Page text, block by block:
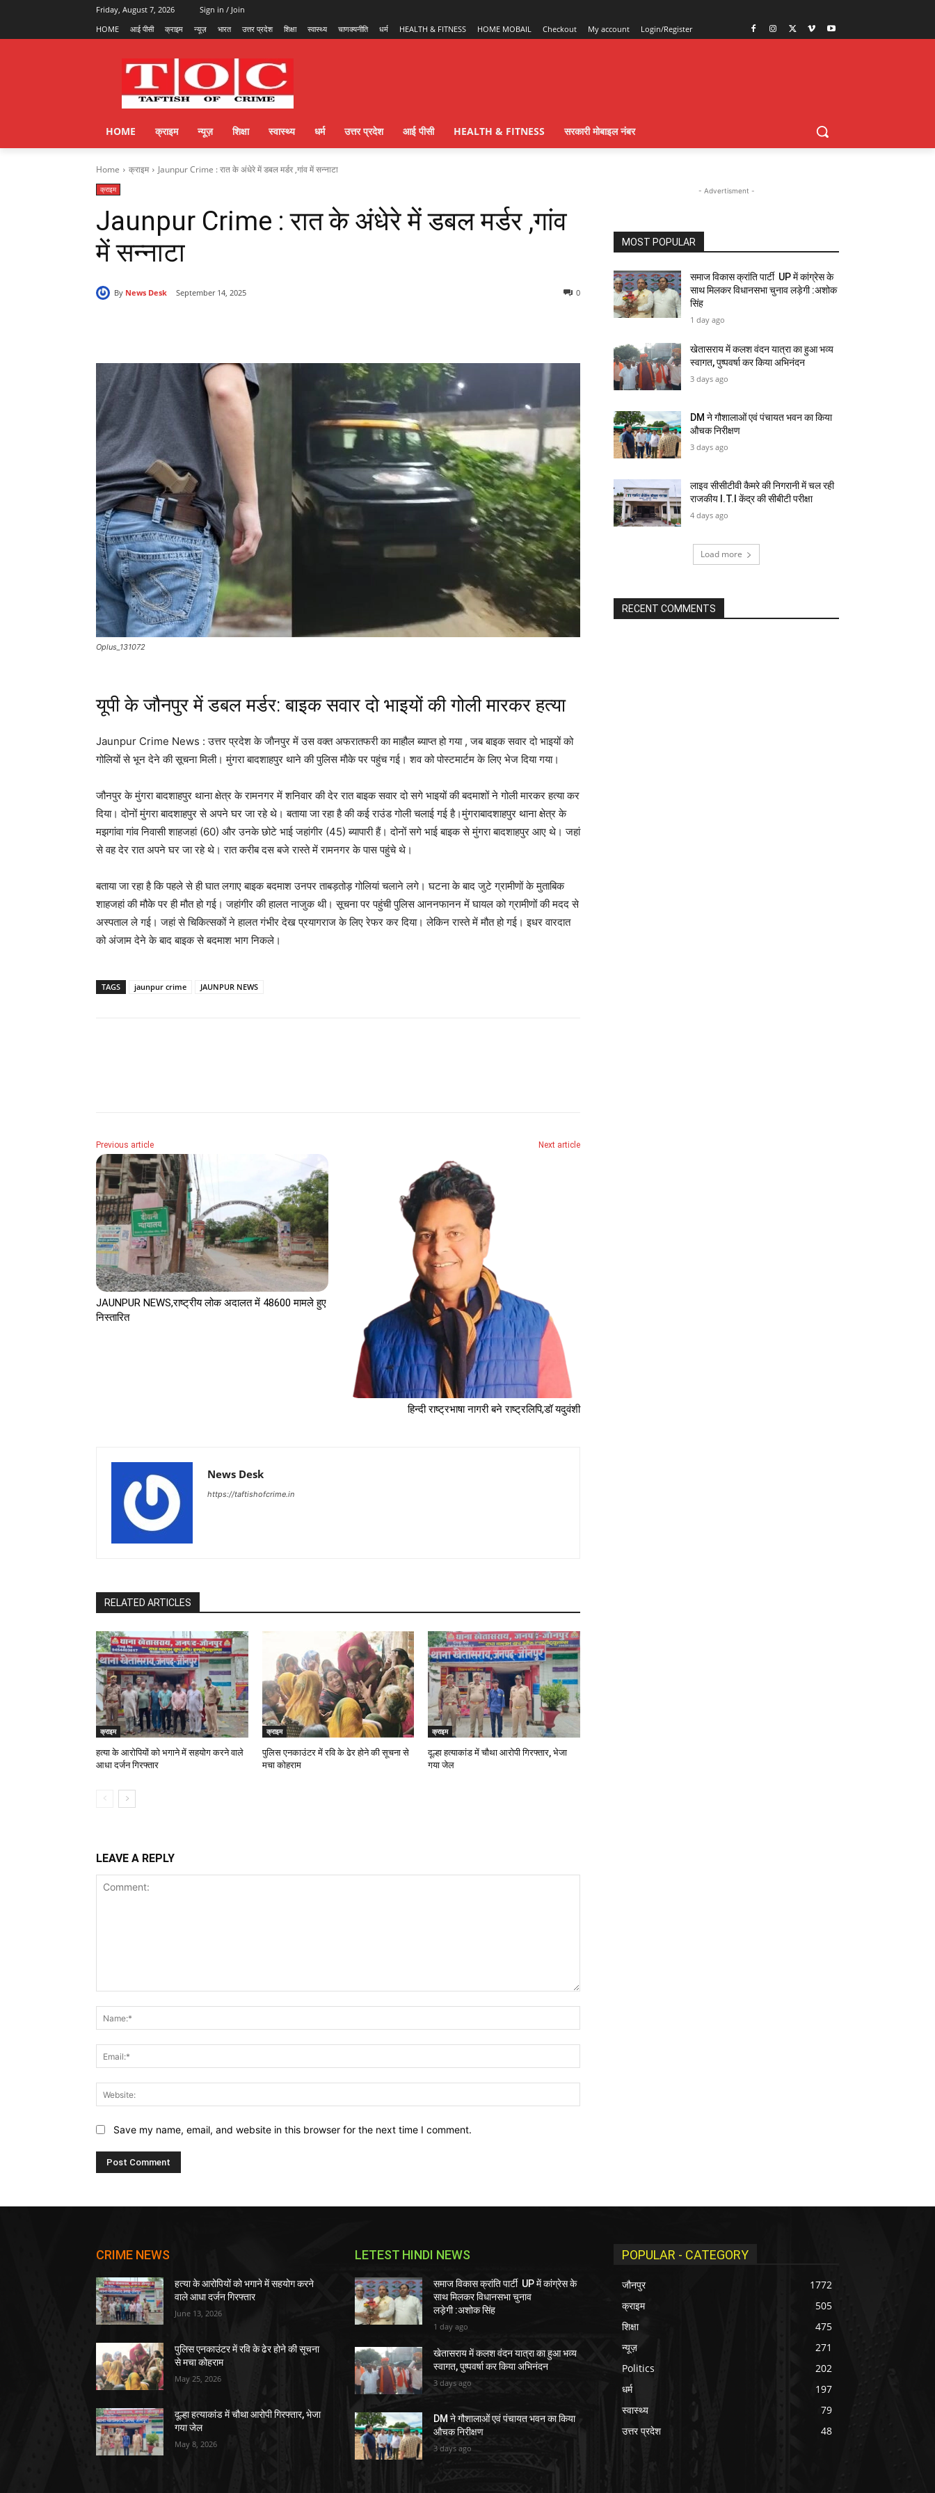
Friday, August 7, 2026
Sign in / Join
HOME
आई पीसी क्राइम न्यूज़ भारत उत्तर प्रदेश शिक्षा स्वास्थ्य चाणक्यनीति धर्म HEALTH & FITNESS HOME MOBAIL Checkout My account Login/Register
HOME क्राइम न्यूज़ शिक्षा स्वास्थ्य धर्म उत्तर प्रदेश आई पीसी HEALTH & FITNESS सरकारी मोबाइल नंबर
Home क्राइम Jaunpur Crime : रात के अंधेरे में डबल मर्डर ,गांव में सन्नाटा
क्राइम
Jaunpur Crime : रात के अंधेरे में डबल मर्डर ,गांव
में सन्नाटा
By News Desk September 14, 2025 0
Oplus_131072
यूपी के जौनपुर में डबल मर्डर: बाइक सवार दो भाइयों की गोली मारकर हत्या
Jaunpur Crime News : उत्तर प्रदेश के जाैनपुर में उस वक्त अफरातफरी का माहौल ब्याप्त हो गया , जब बाइक सवार दो भाइयों को
गोलियों से भून देने की सूचना मिली। मुंगरा बादशाहपुर थाने की पुलिस माैके पर पहुंच गई। शव को पोस्टमार्टम के लिए भेज दिया गया।
जौनपुर के मुंगरा बादशाहपुर थाना क्षेत्र के रामनगर में शनिवार की देर रात बाइक सवार दो सगे भाइयों की बदमाशों ने गोली मारकर हत्या कर
दिया। दोनों मुंगरा बादशाहपुर से अपने घर जा रहे थे। बताया जा रहा है की कई राउंड गोली चलाई गई है।मुंगराबादशाहपुर थाना क्षेत्र के
मझगांवा गांव निवासी शाहजहां (60) और उनके छोटे भाई जहांगीर (45) ब्यापारी हैं। दोनों सगे भाई बाइक से मुंगरा बादशाहपुर आए थे। जहां
से वह देर रात अपने घर जा रहे थे। रात करीब दस बजे रास्ते में रामनगर के पास पहुंचे थे।
बताया जा रहा है कि पहले से ही घात लगाए बाइक बदमाश उनपर ताबड़तोड़ गोलियां चलाने लगे। घटना के बाद जुटे ग्रामीणों के मुताबिक
शाहजहां की मौके पर ही मौत हो गई। जहांगीर की हालत नाजुक थी। सूचना पर पहुंची पुलिस आननफानन में घायल को ग्रामीणों की मदद से
अस्पताल ले गई। जहां से चिकित्सकों ने हालत गंभीर देख प्रयागराज के लिए रेफर कर दिया। लेकिन रास्ते में मौत हो गई। इधर वारदात
को अंजाम देने के बाद बाइक से बदमाश भाग निकले।
TAGS jaunpur crime JAUNPUR NEWS
Previous article
JAUNPUR NEWS,राष्ट्रीय लोक अदालत में 48600 मामले हुए
निस्तारित
Next article
हिन्दी राष्ट्रभाषा नागरी बने राष्ट्रलिपि,डॉ यदुवंशी
News Desk
https://taftishofcrime.in
RELATED ARTICLES
क्राइम
हत्या के आरोपियों को भगाने में सहयोग करने वाले
आधा दर्जन गिरफ्तार
क्राइम
पुलिस एनकाउंटर में रवि के ढेर होने की सूचना से
मचा कोहराम
क्राइम
दूल्हा हत्याकांड में चौथा आरोपी गिरफ्तार, भेजा
गया जेल
LEAVE A REPLY
Save my name, email, and website in this browser for the next time I comment.
- Advertisment -
MOST POPULAR
समाज विकास क्रांति पार्टी UP में कांग्रेस के
साथ मिलकर विधानसभा चुनाव लड़ेगी :अशोक
सिंह
1 day ago
खेतासराय में कलश वंदन यात्रा का हुआ भव्य
स्वागत, पुष्पवर्षा कर किया अभिनंदन
3 days ago
DM ने गौशालाओं एवं पंचायत भवन का किया
औचक निरीक्षण
3 days ago
लाइव सीसीटीवी कैमरे की निगरानी में चल रही
राजकीय I.T.I केंद्र की सीबीटी परीक्षा
4 days ago
Load more
RECENT COMMENTS
CRIME NEWS
हत्या के आरोपियों को भगाने में सहयोग करने
वाले आधा दर्जन गिरफ्तार
June 13, 2026
पुलिस एनकाउंटर में रवि के ढेर होने की सूचना
से मचा कोहराम
May 25, 2026
दूल्हा हत्याकांड में चौथा आरोपी गिरफ्तार, भेजा
गया जेल
May 8, 2026
LETEST HINDI NEWS
समाज विकास क्रांति पार्टी UP में कांग्रेस के
साथ मिलकर विधानसभा चुनाव
लड़ेगी :अशोक सिंह
1 day ago
खेतासराय में कलश वंदन यात्रा का हुआ भव्य
स्वागत, पुष्पवर्षा कर किया अभिनंदन
3 days ago
DM ने गौशालाओं एवं पंचायत भवन का किया
औचक निरीक्षण
3 days ago
POPULAR - CATEGORY
जौनपुर
1772
क्राइम
505
शिक्षा
475
न्यूज़
271
Politics
202
धर्म
197
स्वास्थ्य
79
उत्तर प्रदेश
48